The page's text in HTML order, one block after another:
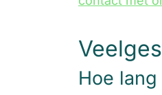
Hoe